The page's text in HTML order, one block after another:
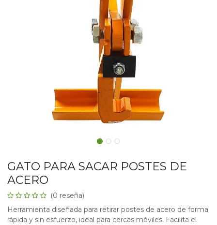
GATO PARA SACAR POSTES DE
ACERO
(0 reseña)
Herramienta diseñada para retirar postes de acero de forma
rápida y sin esfuerzo, ideal para cercas móviles. Facilita el